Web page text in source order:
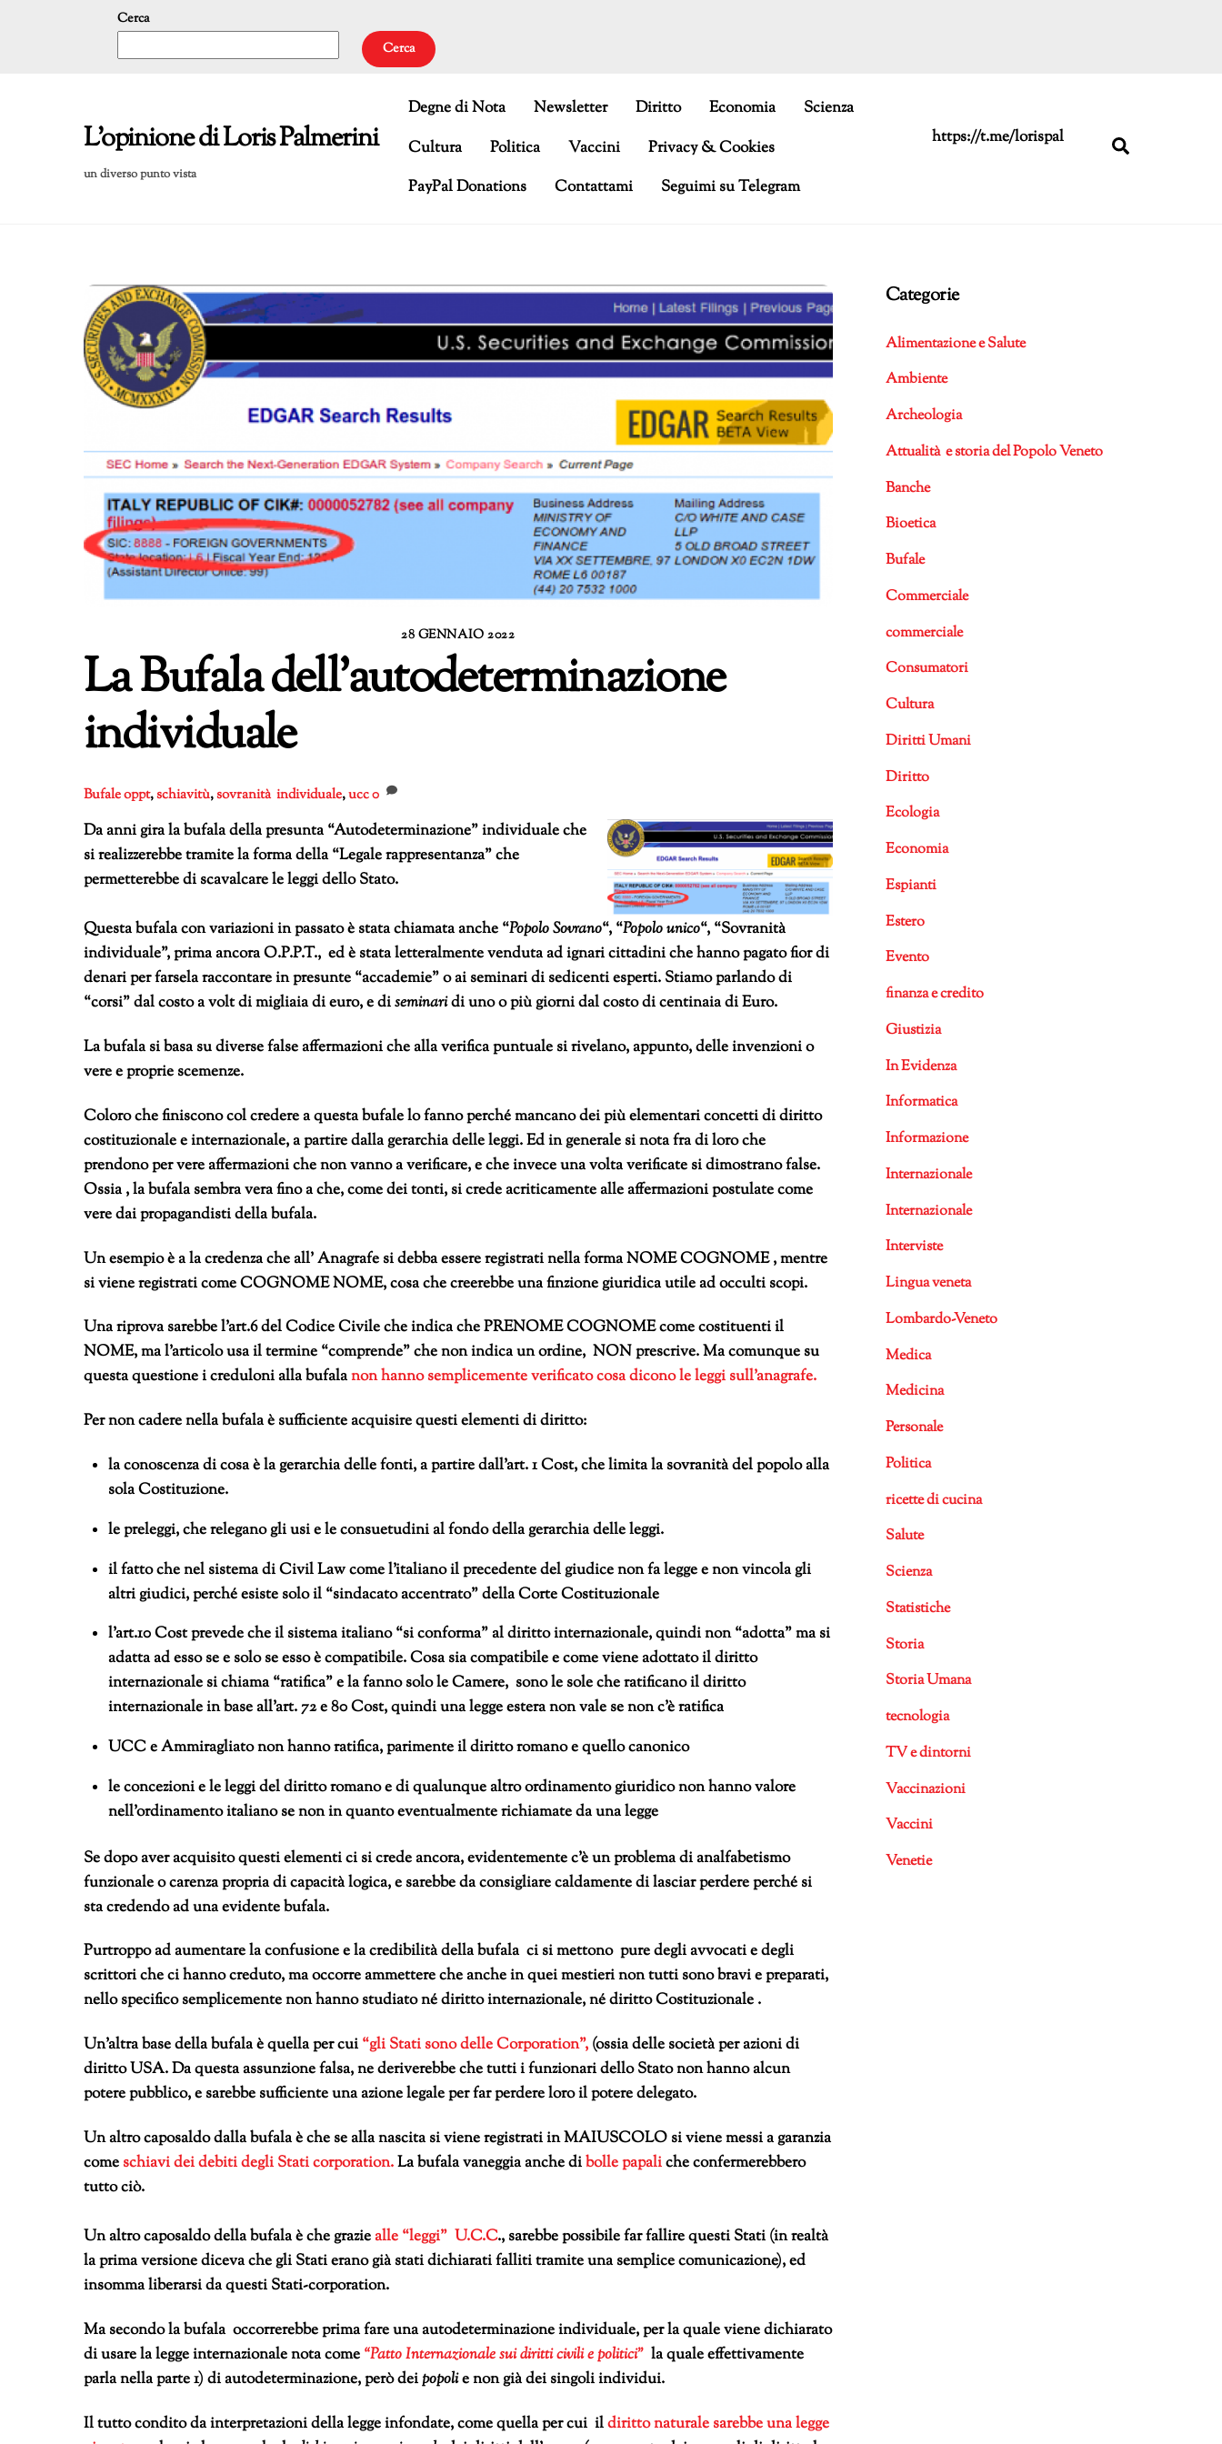
Cerca
Cerca
L'opinione di Loris Palmerini
un diverso punto vista
https://t.me/lorispal
Degne di Nota Newsletter Diritto Economia
Scienza
Cultura
Politica Vaccini
Privacy & Cookies
PayPal Donations
Contattami Seguimi su Telegram
28 GENNAIO 2022
La Bufala dell’autodeterminazione
individuale
Bufaleoppt,schiavitù,sovranità individuale,ucc0
Da anni gira la bufala della presunta “Autodeterminazione” individuale che
si realizzerebbe tramite la forma della “Legale rappresentanza” che
permetterebbe di scavalcare le leggi dello Stato.
Questa bufala con variazioni in passato è stata chiamata anche “Popolo Sovrano“, “Popolo unico“, “Sovranità
individuale”, prima ancora O.P.P.T., ed è stata letteralmente venduta ad ignari cittadini che hanno pagato fior di
denari per farsela raccontare in presunte “accademie” o ai seminari di sedicenti esperti. Stiamo parlando di
“corsi” dal costo a volt di migliaia di euro, e diseminaridi uno o più giorni dal costo di centinaia di Euro.
La bufala si basa su diverse false affermazioni che alla verifica puntuale si rivelano, appunto, delle invenzioni o
vere e proprie scemenze.
Coloro che finiscono col credere a questa bufale lo fanno perché mancano dei più elementari concetti di diritto
costituzionale e internazionale, a partire dalla gerarchia delle leggi. Ed in generale si nota fra di loro che
prendono per vere affermazioni che non vanno a verificare, e che invece una volta verificate si dimostrano false.
Ossia , la bufala sembra vera fino a che, come dei tonti, si crede acriticamente alle affermazioni postulate come
vere dai propagandisti della bufala.
Un esempio è a la credenza che all’ Anagrafe si debba essere registrati nella forma NOME COGNOME , mentre
si viene registrati come COGNOME NOME, cosa che creerebbe una finzione giuridica utile ad occulti scopi.
Una riprova sarebbe l’art.6 del Codice Civile che indica che PRENOME COGNOME come costituenti il
NOME, ma l’articolo usa il termine “comprende” che non indica un ordine, NON prescrive. Ma comunque su
questa questione i creduloni alla bufalanon hanno semplicemente verificato cosa dicono le leggi sull’anagrafe.
Per non cadere nella bufala è sufficiente acquisire questi elementi di diritto:
la conoscenza di cosa è la gerarchia delle fonti, a partire dall’art. 1 Cost, che limita la sovranità del popolo alla
sola Costituzione.
le preleggi, che relegano gli usi e le consuetudini al fondo della gerarchia delle leggi.
il fatto che nel sistema di Civil Law come l’italiano il precedente del giudice non fa legge e non vincola gli
altri giudici, perché esiste solo il “sindacato accentrato” della Corte Costituzionale
l’art.10 Cost prevede che il sistema italiano “si conforma” al diritto internazionale, quindi non “adotta” ma si
adatta ad esso se e solo se esso è compatibile. Cosa sia compatibile e come viene adottato il diritto
internazionale si chiama “ratifica” e la fanno solo le Camere, sono le sole che ratificano il diritto
internazionale in base all’art. 72 e 80 Cost, quindi una legge estera non vale se non c’è ratifica
UCC e Ammiragliato non hanno ratifica, parimente il diritto romano e quello canonico
le concezioni e le leggi del diritto romano e di qualunque altro ordinamento giuridico non hanno valore
nell’ordinamento italiano se non in quanto eventualmente richiamate da una legge
Se dopo aver acquisito questi elementi ci si crede ancora, evidentemente c’è un problema di analfabetismo
funzionale o carenza propria di capacità logica, e sarebbe da consigliare caldamente di lasciar perdere perché si
sta credendo ad una evidente bufala.
Purtroppo ad aumentare la confusione e la credibilità della bufala ci si mettono pure degli avvocati e degli
scrittori che ci hanno creduto, ma occorre ammettere che anche in quei mestieri non tutti sono bravi e preparati,
nello specifico semplicemente non hanno studiato né diritto internazionale, né diritto Costituzionale .
Un’altra base della bufala è quella per cui “gli Stati sono delle Corporation”, (ossia delle società per azioni di
diritto USA. Da questa assunzione falsa, ne deriverebbe che tutti i funzionari dello Stato non hanno alcun
potere pubblico, e sarebbe sufficiente una azione legale per far perdere loro il potere delegato.
Un altro caposaldo dalla bufala è che se alla nascita si viene registrati in MAIUSCOLO si viene messi a garanzia
come schiavi dei debiti degli Stati corporation.La bufala vaneggia anche dibolle papaliche confermerebbero
tutto ciò.
Un altro caposaldo della bufala è che graziealle “leggi” U.C.C., sarebbe possibile far fallire questi Stati (in realtà
la prima versione diceva che gli Stati erano già stati dichiarati falliti tramite una semplice comunicazione), ed
insomma liberarsi da questi Stati-corporation.
Ma secondo la bufala occorrerebbe prima fare una autodeterminazione individuale, per la quale viene dichiarato
di usare la legge internazionale nota come “Patto Internazionale sui diritti civili e politici” la quale effettivamente
parla nella parte 1) di autodeterminazione, però deipopolie non già dei singoli individui.
Il tutto condito da interpretazioni della legge infondate, come quella per cui ildiritto naturale sarebbe una legge
Categorie
Alimentazione e Salute
Ambiente
Archeologia
Attualità e storia del Popolo Veneto
Banche
Bioetica
Bufale
Commerciale
commerciale
Consumatori
Cultura
Diritti Umani
Diritto
Ecologia
Economia
Espianti
Estero
Evento
finanza e credito
Giustizia
In Evidenza
Informatica
Informazione
Internazionale
Internazionale
Interviste
Lingua veneta
Lombardo-Veneto
Medica
Medicina
Personale
Politica
ricette di cucina
Salute
Scienza
Statistiche
Storia
Storia Umana
tecnologia
TV e dintorni
Vaccinazioni
Vaccini
Venetie